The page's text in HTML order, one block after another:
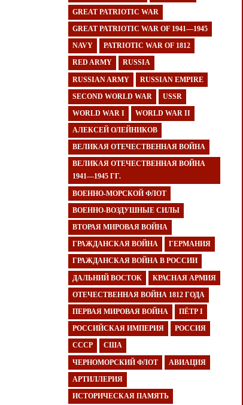
GREAT PATRIOTIC WAR
GREAT PATRIOTIC WAR OF 1941—1945
NAVY PATRIOTIC WAR OF 1812
RED ARMY RUSSIA
RUSSIAN ARMY RUSSIAN EMPIRE
SECOND WORLD WAR USSR
WORLD WAR I WORLD WAR II
АЛЕКСЕЙ ОЛЕЙНИКОВ
ВЕЛИКАЯ ОТЕЧЕСТВЕННАЯ ВОЙНА
ВЕЛИКАЯ ОТЕЧЕСТВЕННАЯ ВОЙНА
1941—1945 ГГ.
ВОЕННО-МОРСКОЙ ФЛОТ
ВОЕННО-ВОЗДУШНЫЕ СИЛЫ
ВТОРАЯ МИРОВАЯ ВОЙНА
ГРАЖДАНСКАЯ ВОЙНА ГЕРМАНИЯ
ГРАЖДАНСКАЯ ВОЙНА В РОССИИ
ДАЛЬНИЙ ВОСТОК КРАСНАЯ АРМИЯ
ОТЕЧЕСТВЕННАЯ ВОЙНА 1812 ГОДА
ПЕРВАЯ МИРОВАЯ ВОЙНА ПЁТР I
РОССИЙСКАЯ ИМПЕРИЯ РОССИЯ
СССР США
ЧЕРНОМОРСКИЙ ФЛОТ АВИАЦИЯ
АРТИЛЛЕРИЯ
ИСТОРИЧЕСКАЯ ПАМЯТЬ